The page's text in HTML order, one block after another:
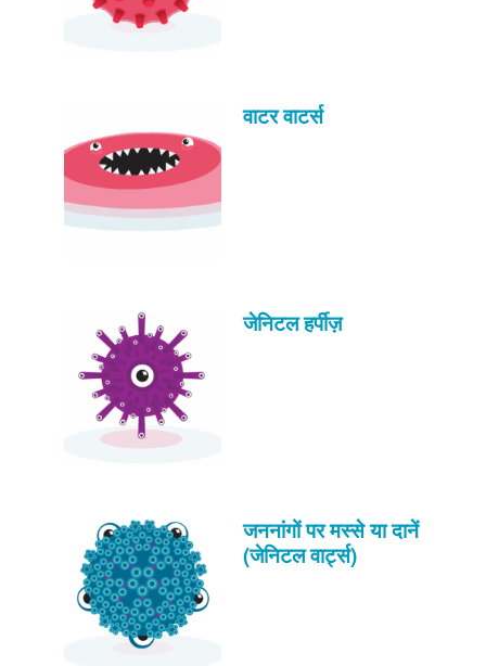
वाटर वाटर्स
जेनिटल हर्पीज़
जननांगों पर मस्से या दानें
(जेनिटल वार्ट्स)